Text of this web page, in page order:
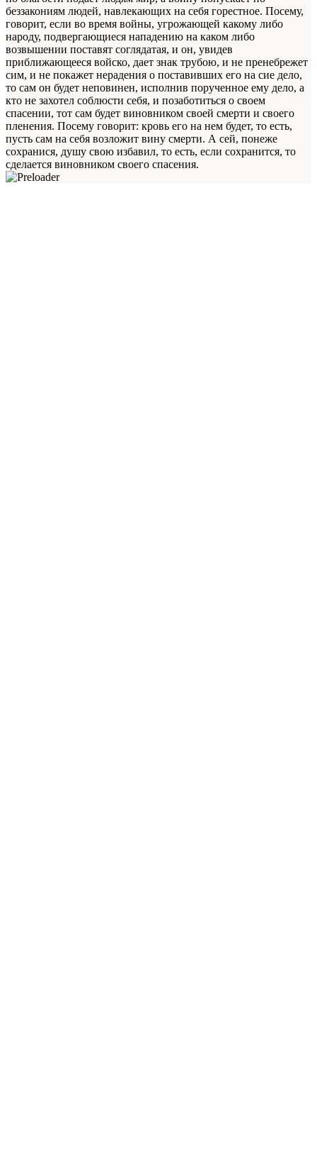
беззакониям людей, навлекающих на себя горестное. Посему,
говорит, если во время войны, угрожающей какому либо
народу, подвергающиеся нападению на каком либо
возвышении поставят соглядатая, и он, увидев
приближающееся войско, дает знак трубою, и не пренебрежет
сим, и не покажет нерадения о поставивших его на cиe дело,
то сам он будет неповинен, исполнив порученное ему дело, а
кто не захотел соблюсти себя, и позаботиться о своем
спасении, тот сам будет виновником своей смерти и своего
пленения. Посему говорит: кровь его на нем будет, то есть,
пусть сам на себя возложит вину смерти. А сей, понеже
сохранися, душу свою избавил, то есть, если сохранится, то
сделается виновником своего спасения.